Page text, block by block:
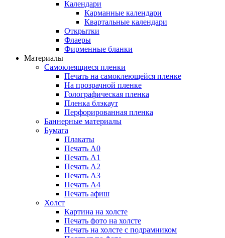
Календари
Карманные календари
Квартальные календари
Открытки
Флаеры
Фирменные бланки
Материалы
Самоклеящиеся пленки
Печать на самоклеющейся пленке
На прозрачной пленке
Голографическая пленка
Пленка блэкаут
Перфорированная пленка
Баннерные материалы
Бумага
Плакаты
Печать А0
Печать А1
Печать А2
Печать А3
Печать А4
Печать афиш
Холст
Картина на холсте
Печать фото на холсте
Печать на холсте с подрамником